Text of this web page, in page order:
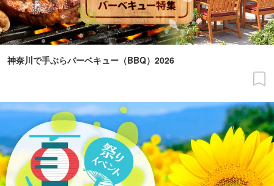
神奈川で手ぶらバーベキュー（BBQ）2026